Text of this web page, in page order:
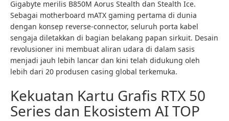
Gigabyte merilis B850M Aorus Stealth dan Stealth Ice.
Sebagai motherboard mATX gaming pertama di dunia
dengan konsep reverse-connector, seluruh porta kabel
sengaja diletakkan di bagian belakang papan sirkuit. Desain
revolusioner ini membuat aliran udara di dalam sasis
menjadi jauh lebih lancar dan kini telah didukung oleh
lebih dari 20 produsen casing global terkemuka.
Kekuatan Kartu Grafis RTX 50
Series dan Ekosistem AI TOP